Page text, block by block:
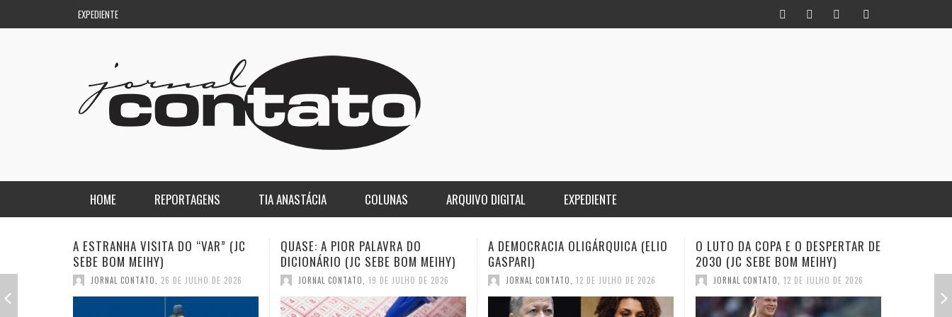
EXPEDIENTE
HOME REPORTAGENS
REGIONAL
TIA ANASTÁCIA COLUNAS
DE PASSAGEM
ARQUIVO DIGITAL EXPEDIENTE
QUASE: A PIOR PALAVRA DO
DICIONÁRIO (JC SEBE BOM MEIHY)
JORNAL CONTATO 19 DE JULHO DE 2026
A DEMOCRACIA OLIGÁRQUICA (ELIO
GASPARI)
JORNAL CONTATO 12 DE JULHO DE 2026
O LUTO DA COPA E O DESPERTAR DE
2030 (JC SEBE BOM MEIHY)
JORNAL CONTATO 12 DE JULHO DE 2026
INFIDELIDADE COMO MÉTODO: UM
HISTORIADOR NA TORCIDA (JC
SEBE BOM MEIHY
JORNAL CONTATO, 28 DE JUNHO DE 2026